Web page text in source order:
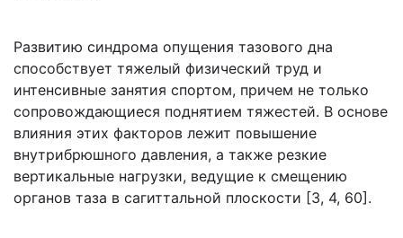
Развитию синдрома опущения тазового дна
способствует тяжелый физический труд и
интенсивные занятия спортом, причем не только
сопровождающиеся поднятием тяжестей. В основе
влияния этих факторов лежит повышение
внутрибрюшного давления, а также резкие
вертикальные нагрузки, ведущие к смещению
органов таза в сагиттальной плоскости [3, 4, 60].